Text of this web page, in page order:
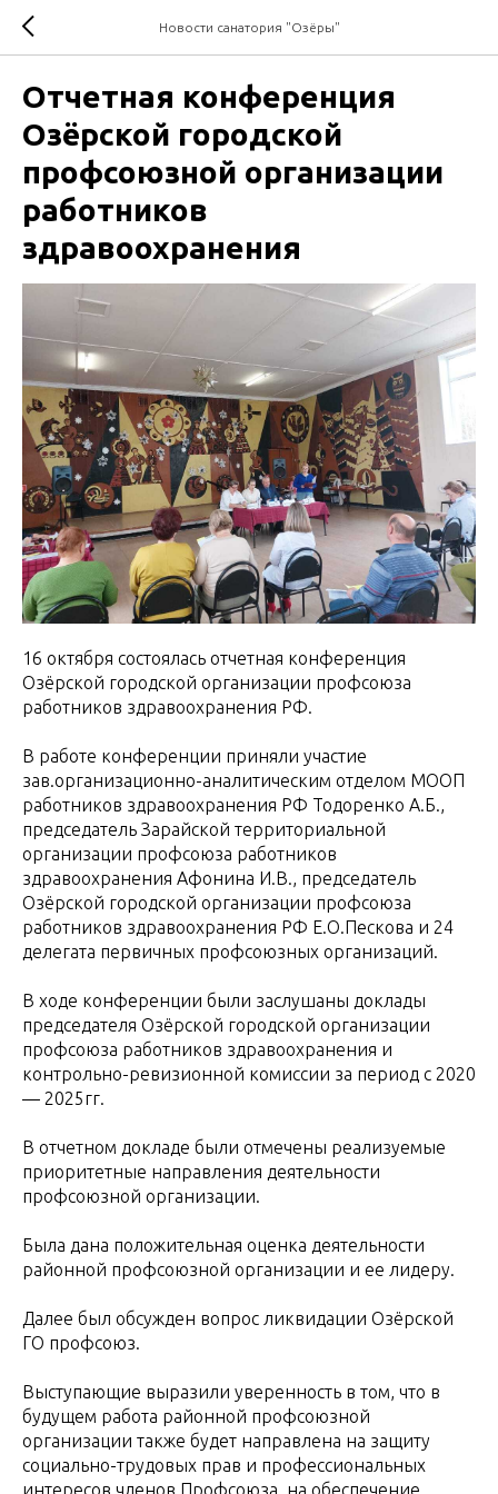
Новости санатория "Озёры"
Отчетная конференция
Озёрской городской
профсоюзной организации
работников
здравоохранения
16 октября состоялась отчетная конференция
Озёрской городской организации профсоюза
работников здравоохранения РФ.
В работе конференции приняли участие
зав.организационно-аналитическим отделом МООП
работников здравоохранения РФ Тодоренко А.Б.,
председатель Зарайской территориальной
организации профсоюза работников
здравоохранения Афонина И.В., председатель
Озёрской городской организации профсоюза
работников здравоохранения РФ Е.О.Пескова и 24
делегата первичных профсоюзных организаций.
В ходе конференции были заслушаны доклады
председателя Озёрской городской организации
профсоюза работников здравоохранения и
контрольно-ревизионной комиссии за период с 2020
— 2025гг.
В отчетном докладе были отмечены реализуемые
приоритетные направления деятельности
профсоюзной организации.
Была дана положительная оценка деятельности
районной профсоюзной организации и ее лидеру.
Далее был обсужден вопрос ликвидации Озёрской
ГО профсоюз.
Выступающие выразили уверенность в том, что в
будущем работа районной профсоюзной
организации также будет направлена на защиту
социально-трудовых прав и профессиональных
интересов членов Профсоюза, на обеспечение